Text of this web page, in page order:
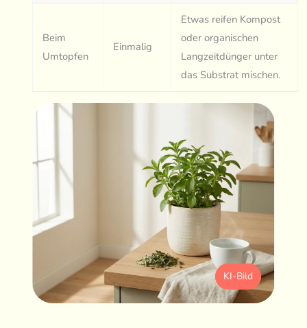
Beim
Umtopfen
Einmalig
Etwas reifen Kompost
oder organischen
Langzeitdünger unter
das Substrat mischen.
KI-Bild